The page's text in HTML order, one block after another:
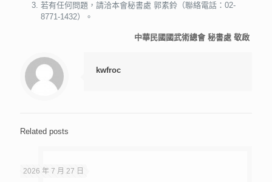
若有任何問題，請洽本會秘書處 郭素鈴（聯絡電話：02-
8771-1432）。
中華民國國武術總會 秘書處 敬啟
kwfroc
Related posts
2026 年 7 月 27 日